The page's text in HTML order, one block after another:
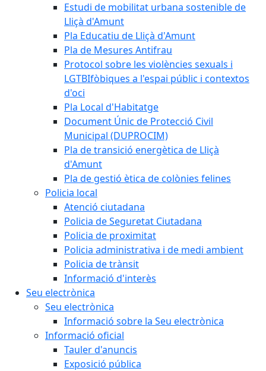
Estudi de mobilitat urbana sostenible de
Lliçà d'Amunt
Pla Educatiu de Lliçà d'Amunt
Pla de Mesures Antifrau
Protocol sobre les violències sexuals i
LGTBIfòbiques a l'espai públic i contextos
d'oci
Pla Local d'Habitatge
Document Únic de Protecció Civil
Municipal (DUPROCIM)
Pla de transició energètica de Lliçà
d'Amunt
Pla de gestió ètica de colònies felines
Policia local
Atenció ciutadana
Policia de Seguretat Ciutadana
Policia de proximitat
Policia administrativa i de medi ambient
Policia de trànsit
Informació d'interès
Seu electrònica
Seu electrònica
Informació sobre la Seu electrònica
Informació oficial
Tauler d'anuncis
Exposició pública